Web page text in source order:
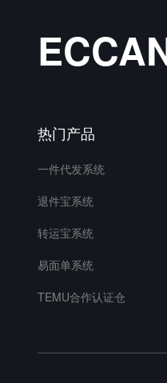
热门产品
一件代发系统
退件宝系统
转运宝系统
易面单系统
TEMU合作认证仓